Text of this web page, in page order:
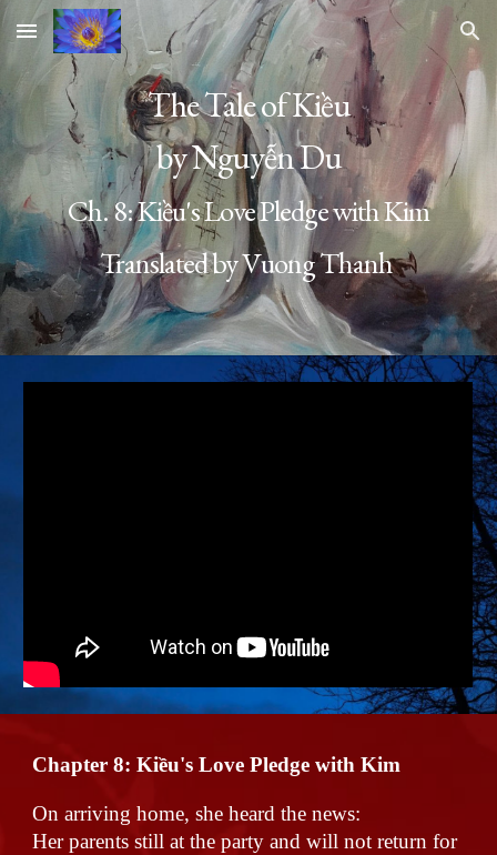
Skip to main content Skip to navigation
The Tale of Kiều
by Nguyễn Du
Ch. 8: Kiều's Love Pledge with Kim
Translated by Vuong Thanh
Chapter 8: Kiều's Love Pledge with Kim
On arriving home, she heard the news:
Her parents still at the party and will not return for